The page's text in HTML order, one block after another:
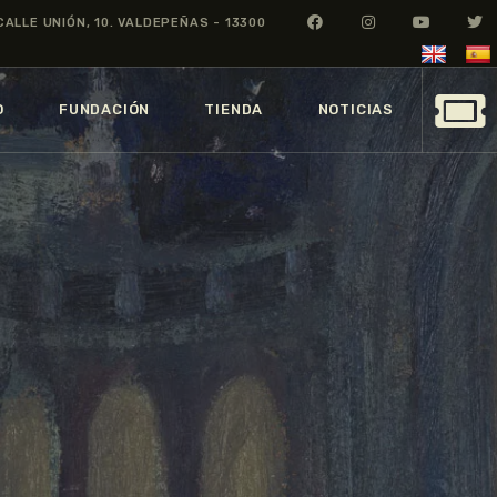
UNIÓN, 10. VALDEPEÑAS - 13300
FUNDACIÓN TIENDA NOTICIAS